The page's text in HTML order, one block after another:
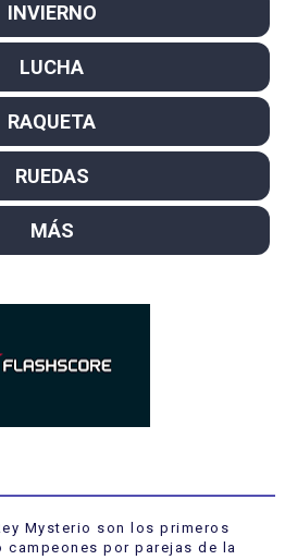
INVIERNO
LUCHA
RAQUETA
RUEDAS
MÁS
Mysterio son los primeros
campeones por parejas de la